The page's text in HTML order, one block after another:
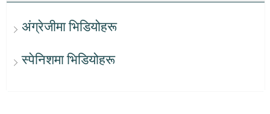
अंग्रेजीमा भिडियोहरू
स्पेनिशमा भिडियोहरू